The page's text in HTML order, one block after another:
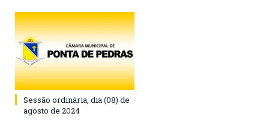
Sessão ordinária, dia (08) de
agosto de 2024